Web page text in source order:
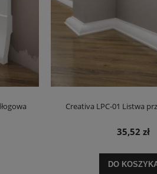
Creativa LPC-01 Listwa
35,52 zł
DO